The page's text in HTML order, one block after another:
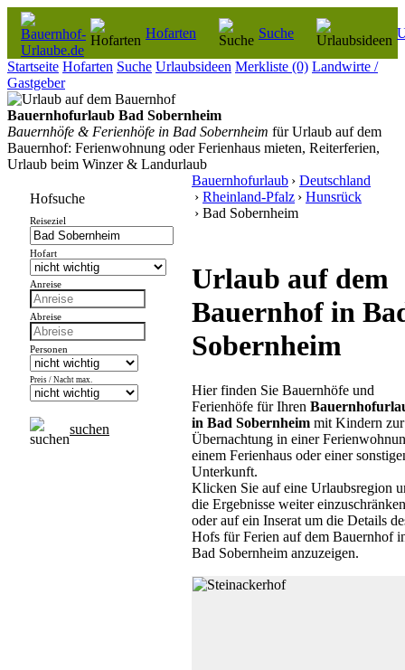
Hofarten Suche
Startseite Hofarten Suche Urlaubsideen Merkliste (0) Landwirte /
Gastgeber
Bauernhofurlaub Bad Sobernheim
Bauernhöfe & Ferienhöfe in Bad Sobernheim für Urlaub auf dem
Bauernhof: Ferienwohnung oder Ferienhaus mieten, Reiterferien,
Urlaub beim Winzer & Landurlaub
Hofsuche
Reiseziel
Hofart
Anreise
Abreise
Personen
Preis / Nacht max.
suchen
Bauernhofurlaub › Deutschland
› Rheinland-Pfalz › Hunsrück
› Bad Sobernheim
Urlaub auf dem
Bauernhof in
Sobernheim
Hier finden Sie Bauernhöfe und
Ferienhöfe für Ihren
in Bad Sobernheim mit Kindern zur
Übernachtung in einer
einem Ferienhaus oder einer
Unterkunft.
Klicken Sie auf eine Urlaubsregion
die Ergebnisse weiter
oder auf ein Inserat um die Details
Hofs für Ferien auf dem Bauernhof
Bad Sobernheim anzuzeigen.